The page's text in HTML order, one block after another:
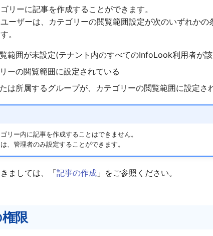
リーに記事を作成することができます。
ーザーは、カテゴリーの閲覧範囲設定が次のいずれか
。
範囲が未設定(テナント内のすべてのInfoLook利用者が
ーの閲覧範囲に設定されている
は所属するグループが、カテゴリーの閲覧範囲に設定さ
リー内に記事を作成することはできません。
、管理者のみ設定することができます。
ましては、「記事の作成 」をご参照ください。
限